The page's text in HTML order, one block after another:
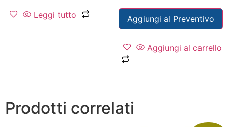
Leggi tutto Aggiungi al Preventivo
Aggiungi al carrello
Prodotti correlati